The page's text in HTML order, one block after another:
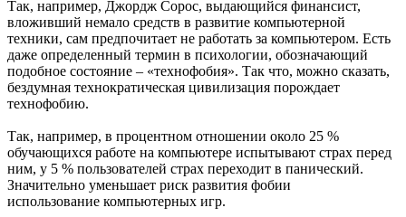
Так, например, Джордж Сорос, выдающийся финансист,
вложивший немало средств в развитие компьютерной
техники, сам предпочитает не работать за компьютером. Есть
даже определенный термин в психологии, обозначающий
подобное состояние – «технофобия». Так что, можно сказать,
бездумная технократическая цивилизация порождает
технофобию.
Так, например, в процентном отношении около 25 %
обучающихся работе на компьютере испытывают страх перед
ним, у 5 % пользователей страх переходит в панический.
Значительно уменьшает риск развития фобии
использование компьютерных игр.